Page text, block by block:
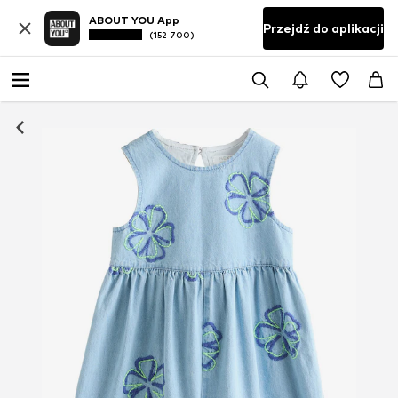
ABOUT YOU App
(152 700) Przejdź do aplikacji